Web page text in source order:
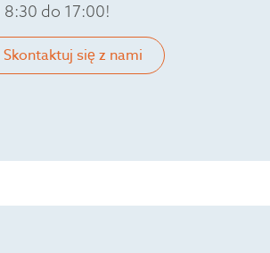
8:30 do 17:00!
Skontaktuj się z nami